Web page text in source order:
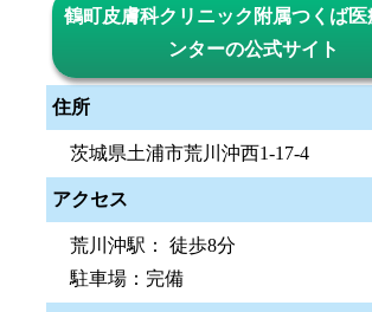
鶴町皮膚科クリニック附属つくば医
ンターの公式サイト
住所
茨城県土浦市荒川沖西1-17-4
アクセス
荒川沖駅： 徒歩8分
駐車場：完備